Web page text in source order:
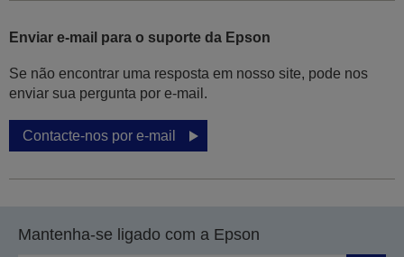
Enviar e-mail para o suporte da Epson
Se não encontrar uma resposta em nosso site, pode nos
enviar sua pergunta por e-mail.
Contacte-nos por e-mail
Mantenha-se ligado com a Epson